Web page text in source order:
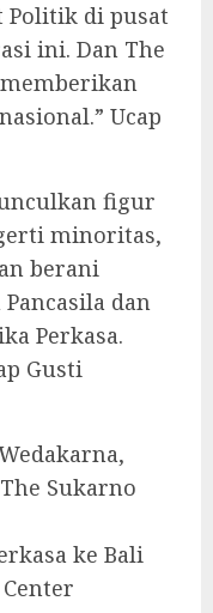
Politik di pusat
ini. Dan The
Ucap
figur
minoritas,
berani
dan
Perkasa.
Gusti
Sukarno
ke Bali